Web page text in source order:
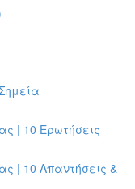
| 10 Ερωτήσεις
| 10 Απαντήσεις &